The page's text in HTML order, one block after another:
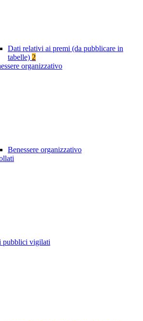
Dati relativi ai premi (da pubblicare in
tabelle) 2
organizzativo
Benessere organizzativo
pubblici vigilati